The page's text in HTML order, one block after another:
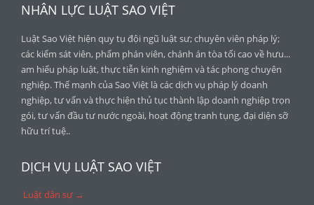
NHÂN LỰC LUẬT SAO VIỆT
Luật Sao Việt hiện quy tụ đội ngũ luật sư; chuyên viên pháp lý;
các kiểm sát viên, phẩm phán viên, chánh án tòa tối cao về hưu...
am hiểu pháp luật, thực tiễn kinh nghiệm và tác phong chuyên
nghiệp. Thế mạnh của Sao Việt là các dịch vụ pháp lý doanh
nghiệp, tư vấn và thực hiện thủ tục thành lập doanh nghiệp trọn
gói, tư vấn đầu tư nước ngoài, hoạt động tranh tụng, đại diện sỡ
hữu trí tuệ..
DỊCH VỤ LUẬT SAO VIỆT
Luật dân sự →